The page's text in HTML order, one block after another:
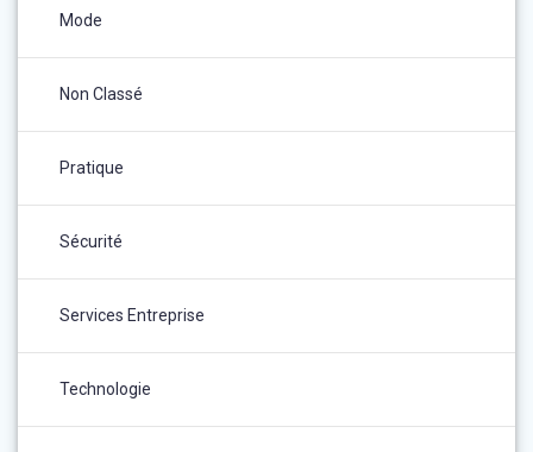
Mode
Non Classé
Pratique
Sécurité
Services Entreprise
Technologie